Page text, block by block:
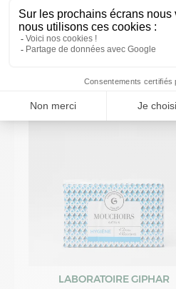
LABORATOIRE GIPHAR